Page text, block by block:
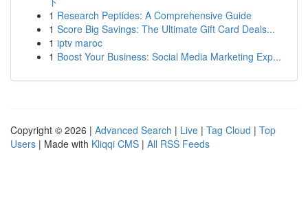
1 Research Peptides: A Comprehensive Guide
1 Score Big Savings: The Ultimate Gift Card Deals...
1 iptv maroc
1 Boost Your Business: Social Media Marketing Exp...
Copyright © 2026 | Advanced Search | Live | Tag Cloud | Top
Users | Made with Kliqqi CMS | All RSS Feeds